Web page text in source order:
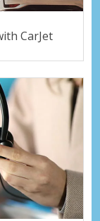
CarJet